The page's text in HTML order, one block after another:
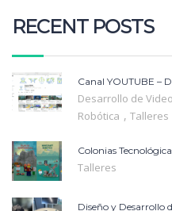
RECENT POSTS
Canal YOUTUBE –
Desarrollo de
Robótica , Talleres
Colonias
Talleres
Diseño y Desarrollo